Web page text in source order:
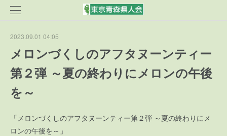
2023.09.01 04:05
メロンづくしのアフタヌーンティー
第２弾 ～夏の終わりにメロンの午後
を～
「メロンづくしのアフタヌーンティー第２弾 ～夏の終わりにメ
ロンの午後を～」